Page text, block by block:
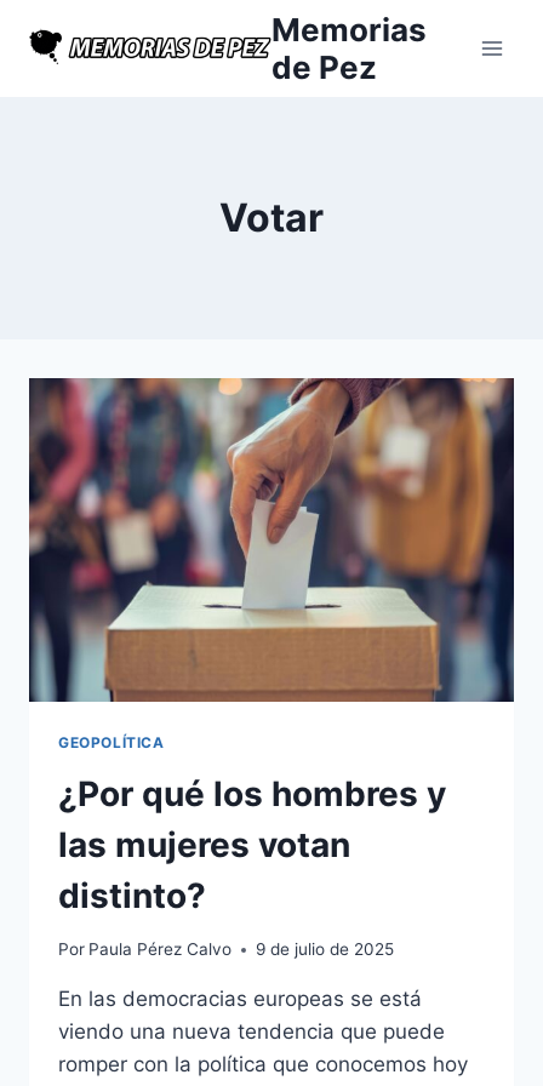
Memorias
de Pez
Votar
GEOPOLÍTICA
¿Por qué los hombres y
las mujeres votan
distinto?
Por Paula Pérez Calvo 9 de julio de 2025
En las democracias europeas se está
viendo una nueva tendencia que puede
romper con la política que conocemos hoy